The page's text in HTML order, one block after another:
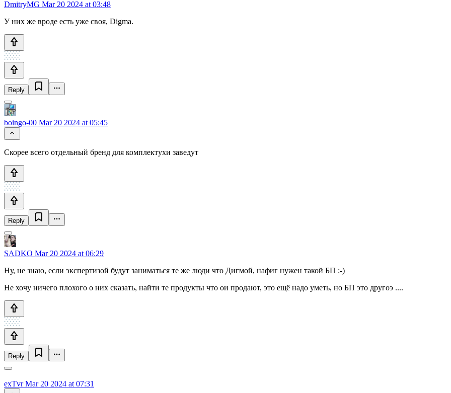
DmitryMG Mar 20 2024 at 03:48
У них же вроде есть уже своя, Digma.
Reply
boingo-00 Mar 20 2024 at 05:45
Скорее всего отдельный бренд для комплектухи заведут
Reply
SADKO Mar 20 2024 at 06:29
Ну, не знаю, если экспертизой будут заниматься те же люди что Дигмой, нафиг нужен такой БП :-)
Не хочу ничего плохого о них сказать, найти те продукты что ои продают, это ещё надо уметь, но БП это другоэ ....
Reply
exTvrMar 20 2024 at 07:31